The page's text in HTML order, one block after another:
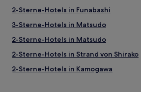
2-Sterne-Hotels in Funabashi
3-Sterne-Hotels in Matsudo
2-Sterne-Hotels in Matsudo
2-Sterne-Hotels in Strand von Shirako
2-Sterne-Hotels in Kamogawa